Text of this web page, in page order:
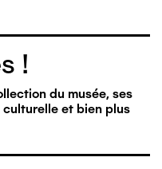
!
du musée, ses
et bien plus